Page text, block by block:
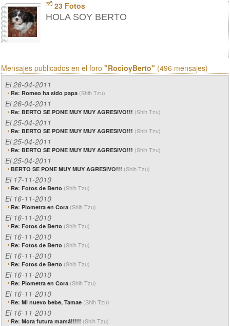
23 Fotos
HOLA SOY BERTO
Mensajes publicados en el foro "RocioyBerto" (496 mensajes)
El 26-04-2011
Re: Romeo ha sido papa (Shih Tzu)
El 26-04-2011
Re: BERTO SE PONE MUY MUY AGRESIVO!!! (Shih Tzu)
El 25-04-2011
Re: BERTO SE PONE MUY MUY AGRESIVO!!! (Shih Tzu)
El 25-04-2011
Re: BERTO SE PONE MUY MUY AGRESIVO!!! (Shih Tzu)
El 25-04-2011
BERTO SE PONE MUY MUY AGRESIVO!!! (Shih Tzu)
El 17-11-2010
Re: Fotos de Berto (Shih Tzu)
El 16-11-2010
Re: Piometra en Cora (Shih Tzu)
El 16-11-2010
Re: Fotos de Berto (Shih Tzu)
El 16-11-2010
Re: Fotos de Berto (Shih Tzu)
El 16-11-2010
Re: Fotos de Berto (Shih Tzu)
El 16-11-2010
Re: Piometra en Cora (Shih Tzu)
El 16-11-2010
Re: Mi nuevo bebe, Tamae (Shih Tzu)
El 16-11-2010
Re: Mora futura mamá!!!!! (Shih Tzu)